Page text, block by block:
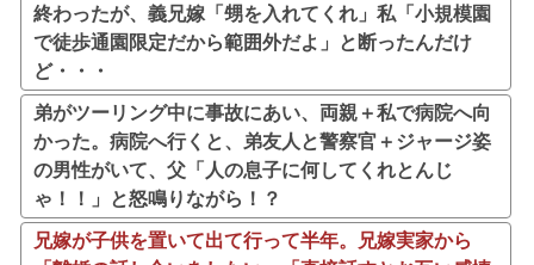
終わったが、義兄嫁「甥を入れてくれ」私「小規模園
で徒歩通園限定だから範囲外だよ」と断ったんだけ
ど・・・
弟がツーリング中に事故にあい、両親＋私で病院へ向
かった。病院へ行くと、弟友人と警察官＋ジャージ姿
の男性がいて、父「人の息子に何してくれとんじ
ゃ！！」と怒鳴りながら！？
兄嫁が子供を置いて出て行って半年。兄嫁実家から